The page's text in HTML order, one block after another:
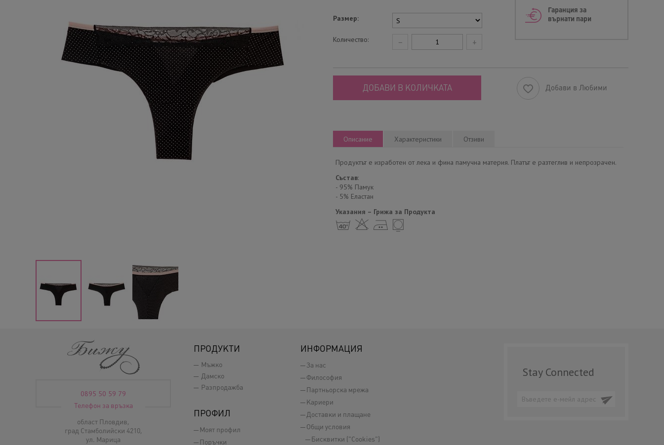
Гаранция за
върнати пари
Размер:
Количество: +
−
ДОБАВИ В КОЛИЧКАТА Добави в Любими
Описание Характеристики Отзиви
Продуктът е изработен от лека и фина памучна материя. Платът е разтеглив и непрозрачен.
Състав:
- 95% Памук
- 5% Еластан
Указания – Грижа за Продукта
h H E Y
0895 50 59 79
Телефон за връзка
област Пловдив,
град Стамболийски 4210,
ул. Марица
ПРОДУКТИ
Мъжко
Дамско
Разпродажба
ПРОФИЛ
Моят профил
Поръчки
Stay Connected
ИНФОРМАЦИЯ
За нас
Философия
Партньорска мрежа
Кариери
Доставки и плащане
Общи условия
Бисквитки ("Cookies")